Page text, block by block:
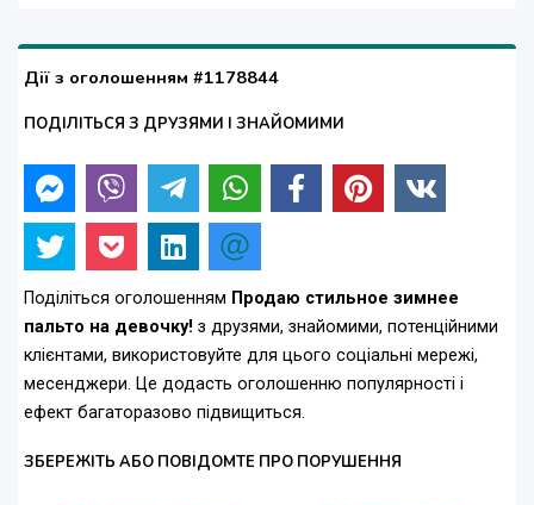
Дії з оголошенням #1178844
ПОДІЛІТЬСЯ З ДРУЗЯМИ І ЗНАЙОМИМИ
Поділіться оголошенням Продаю стильное зимнее
пальто на девочку! з друзями, знайомими, потенційними
клієнтами, використовуйте для цього соціальні мережі,
месенджери. Це додасть оголошенню популярності і
ефект багаторазово підвищиться.
ЗБЕРЕЖІТЬ АБО ПОВІДОМТЕ ПРО ПОРУШЕННЯ